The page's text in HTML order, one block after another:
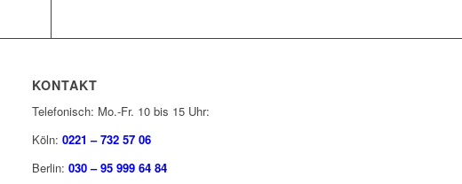
KONTAKT
Telefonisch: Mo.-Fr. 10 bis 15 Uhr:
Köln:0221 – 732 57 06
Berlin:030 – 95 999 64 84